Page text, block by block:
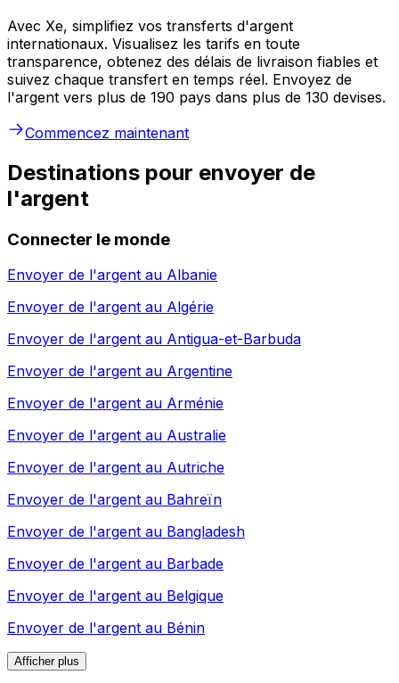
Avec Xe, simplifiez vos transferts d'argent
internationaux. Visualisez les tarifs en toute
transparence, obtenez des délais de livraison fiables et
suivez chaque transfert en temps réel. Envoyez de
l'argent vers plus de 190 pays dans plus de 130 devises.
Commencez maintenant
Destinations pour envoyer de
l'argent
Connecter le monde
Envoyer de l'argent au Albanie
Envoyer de l'argent au Algérie
Envoyer de l'argent au Antigua-et-Barbuda
Envoyer de l'argent au Argentine
Envoyer de l'argent au Arménie
Envoyer de l'argent au Australie
Envoyer de l'argent au Autriche
Envoyer de l'argent au Bahreïn
Envoyer de l'argent au Bangladesh
Envoyer de l'argent au Barbade
Envoyer de l'argent au Belgique
Envoyer de l'argent au Bénin
Afficher plus